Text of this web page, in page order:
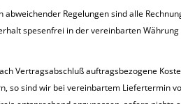
abweichender Regelungen sind alle
spesenfrei in der vereinbarten
Vertragsabschluß auftragsbezogene
so sind wir bei vereinbartem Liefertermin